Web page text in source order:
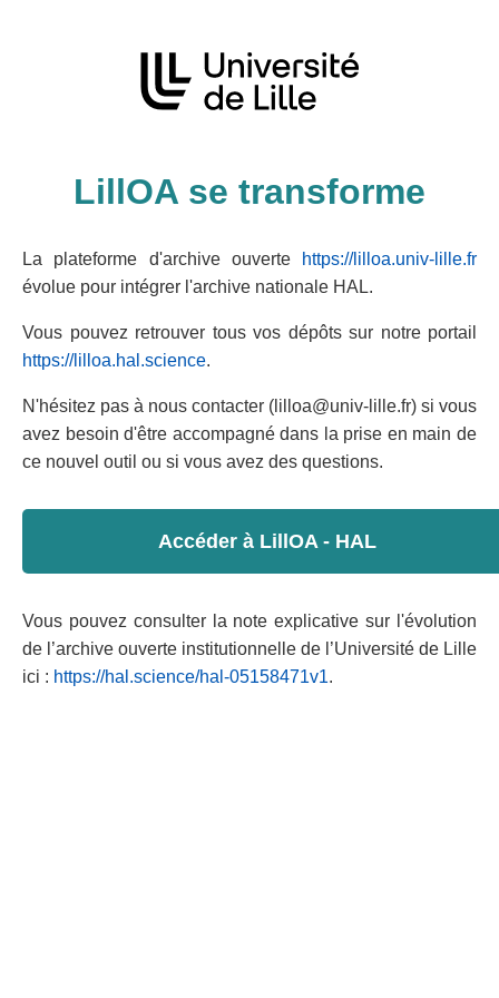
LillOA se transforme
La plateforme d'archive ouverte
https://lilloa.univ-lille.fr
évolue pour intégrer l'archive nationale HAL.
Vous pouvez retrouver tous vos dépôts sur notre portail
https://lilloa.hal.science.
N'hésitez pas à nous contacter (lilloa@univ-lille.fr) si vous
avez besoin d'être accompagné dans la prise en main de
ce nouvel outil ou si vous avez des questions.
Accéder à LillOA - HAL
Vous pouvez consulter la note explicative sur l'évolution
de l’archive ouverte institutionnelle de l’Université de Lille
ici : https://hal.science/hal-05158471v1.